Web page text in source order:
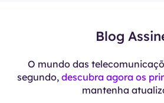
Blog
O mundo das
segundo, descubra agora os
mantenha